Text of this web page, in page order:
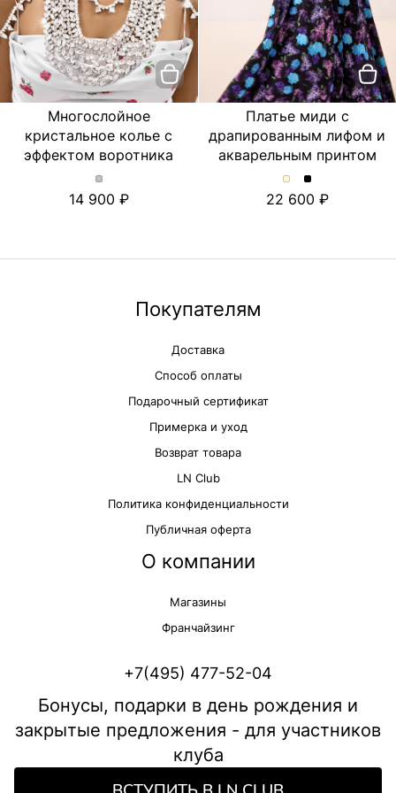
Многослойное
кристальное колье с
эффектом воротника
Многослойное
кристальное
Серебряный
14 900
Платье миди с
драпированным лифом и
акварельным принтом
Платье
миди
Платье
миди
22 600
Покупателям
Доставка
Способ оплаты
Подарочный сертификат
Примерка и уход
Возврат товара
LN Club
Политика конфиденциальности
Публичная оферта
О компании
Магазины
Франчайзинг
+7(495) 477-52-04
Бонусы, подарки в день рождения и
закрытые предложения - для участников
клуба